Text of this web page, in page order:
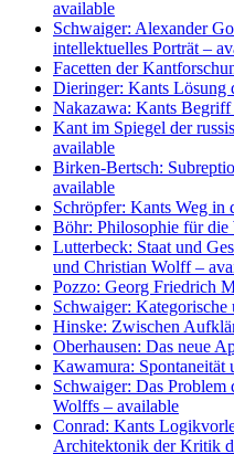
available
Schwaiger: Alexander
intellektuelles Porträt –
Facetten der
Dieringer: Kants Lösung
Nakazawa: Kants
Kant im Spiegel der
available
Birken-Bertsch:
available
Schröpfer: Kants Weg in
Böhr: Philosophie für die
Lutterbeck: Staat und
und Christian Wolff–
Pozzo: Georg Friedrich
Schwaiger: Kategorische
Hinske: Zwischen
Oberhausen: Das neue
Kawamura: Spontaneität
Schwaiger: Das
Wolffs – available
Conrad: Kants
Architektonik der Kritik